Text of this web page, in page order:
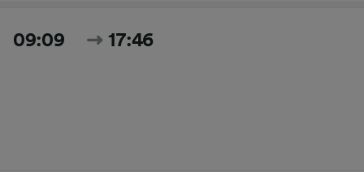
09:09 17:46